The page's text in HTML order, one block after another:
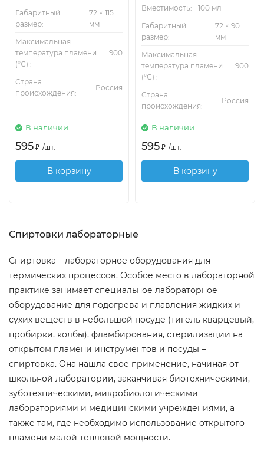
Габаритный
размер:
72 × 115
мм
Максимальная
температура пламени
(°С) :
900
Страна
происхождения:
Россия
В наличии
595 ₽ /шт.
В корзину
Вместимость:
100 мл
Габаритный
размер:
72 × 90
мм
Максимальная
температура пламени
(°С) :
900
Страна
происхождения:
Россия
В наличии
595 ₽ /шт.
В корзину
Спиртовки лабораторные
Спиртовка – лабораторное оборудования для
термических процессов. Особое место в лабораторной
практике занимает специальное лабораторное
оборудование для подогрева и плавления жидких и
сухих веществ в небольшой посуде (тигель кварцевый,
пробирки, колбы), фламбирования, стерилизации на
открытом пламени инструментов и посуды –
спиртовка. Она нашла свое применение, начиная от
школьной лаборатории, заканчивая биотехническими,
зуботехническими, микробиологическими
лабораториями и медицинскими учреждениями, а
также там, где необходимо использование открытого
пламени малой тепловой мощности.